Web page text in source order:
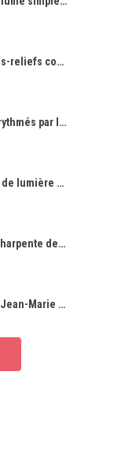
L'aspect brut du béton est magnifié par les bas-reliefs conçus par Françoise Malaprade-Schrepfer.
Les murs du volume ovoïde de l’église sont rythmés par les stries horizontales du coffrage, lui conférant une grande expressivité formelle.
La lumière naturelle pénètre par un bandeau de lumière positionné entre les murs et la toiture et par un lanterneau placé au-dessus de la nef.
Face à l'autel, la tribune est suspendue à la charpente de la toiture grâce à un système de tubes métalliques.
Les vitraux sont conçus par le maître-verrier Jean-Marie Benoît.